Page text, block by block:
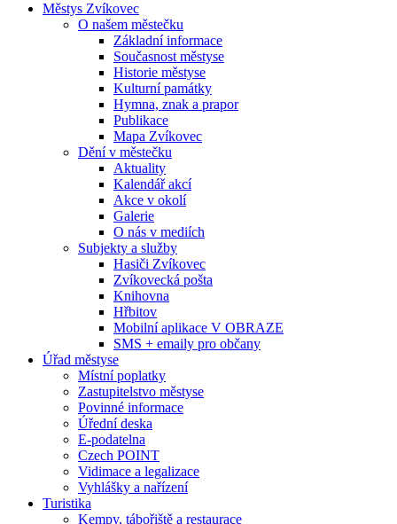
Městys Zvíkovec
O našem městečku
Základní informace
Současnost městyse
Historie městyse
Kulturní památky
Hymna, znak a prapor
Publikace
Mapa Zvíkovec
Dění v městečku
Aktuality
Kalendář akcí
Akce v okolí
Galerie
O nás v mediích
Subjekty a služby
Hasiči Zvíkovec
Zvíkovecká pošta
Knihovna
Hřbitov
Mobilní aplikace V OBRAZE
SMS + emaily pro občany
Úřad městyse
Místní poplatky
Zastupitelstvo městyse
Povinné informace
Úřední deska
E-podatelna
Czech POINT
Vidimace a legalizace
Vyhlášky a nařízení
Turistika
Kempy, tábořiště a restaurace